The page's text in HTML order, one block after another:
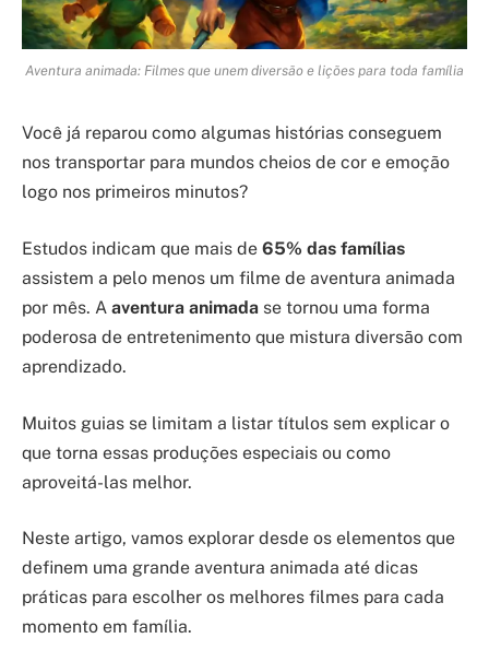
Aventura animada: Filmes que unem diversão e lições para toda família
Você já reparou como algumas histórias conseguem
nos transportar para mundos cheios de cor e emoção
logo nos primeiros minutos?
Estudos indicam que mais de 65% das famílias
assistem a pelo menos um filme de aventura animada
por mês. A aventura animada se tornou uma forma
poderosa de entretenimento que mistura diversão com
aprendizado.
Muitos guias se limitam a listar títulos sem explicar o
que torna essas produções especiais ou como
aproveitá-las melhor.
Neste artigo, vamos explorar desde os elementos que
definem uma grande aventura animada até dicas
práticas para escolher os melhores filmes para cada
momento em família.